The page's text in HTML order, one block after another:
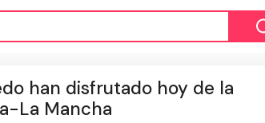
han disfrutado hoy de la
La Mancha